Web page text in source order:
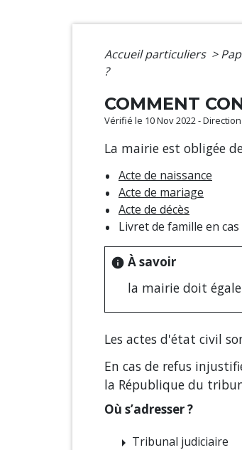
Accueil particuliers >
?
COMMENT
Vérifié le 10 Nov 2022 -
La mairie est obligée
Acte de naissance
Acte de mariage
Acte de décès
Livret de famille en cas
info À savoir
la mairie doit
Les actes d'état civil
En cas de refus
la République du
Où s’adresser ?
arrow_right Tribunal judiciaire